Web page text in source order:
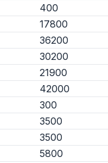
400
17800
36200
30200
21900
42000
300
3500
3500
5800